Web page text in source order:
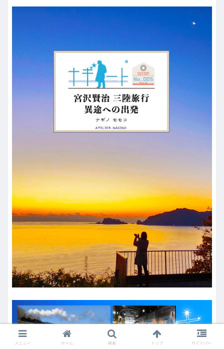
メニュー ホーム 検索 トップ サイドバー